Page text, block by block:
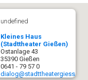
undefined
Kleines Haus
(Stadttheater Gießen)
Ostanlage 43
35390 Gießen
0641 - 79 57 0
dialog@stadttheatergiessen.de